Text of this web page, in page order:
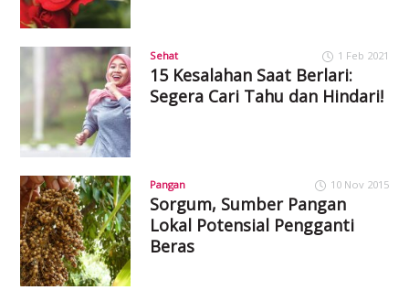
Sehat 1 Feb 2021
15 Kesalahan Saat Berlari:
Segera Cari Tahu dan Hindari!
Pangan 10 Nov 2015
Sorgum, Sumber Pangan
Lokal Potensial Pengganti
Beras